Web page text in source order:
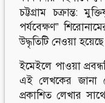
চট্টগ্রাম চক্রান্ত:
পর্যবেক্ষণ”
উদ্ধৃতিটি নেওয়া
ইমেইলে পাওয়া
এই লেখকের জানা
প্রকাশিত লেখার